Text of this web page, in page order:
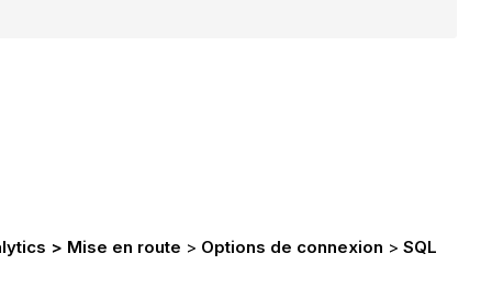
> Mise en route > Options de connexion >SQL